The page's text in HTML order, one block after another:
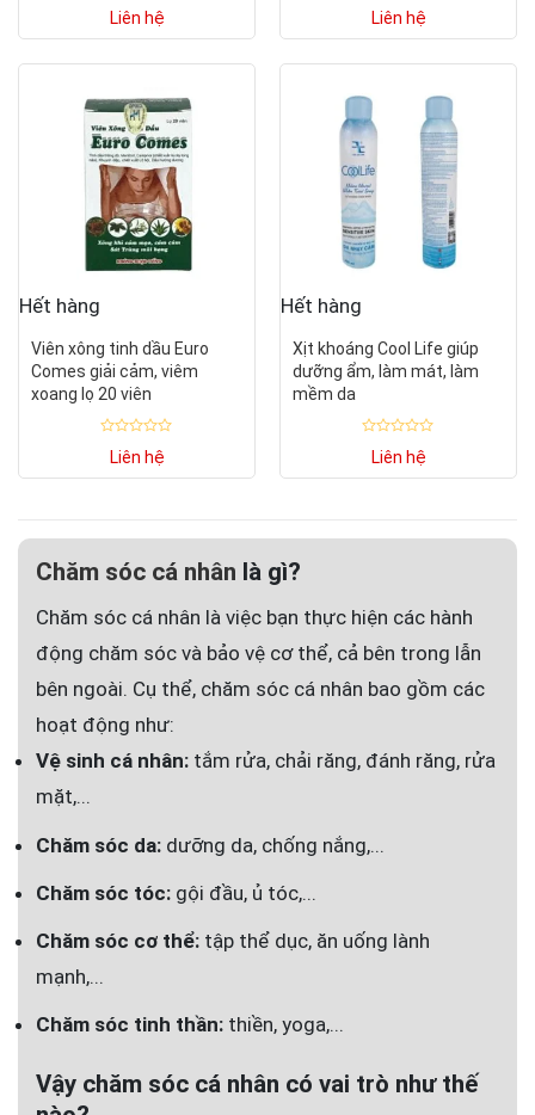
xếp
hạng
5
Liên hệ
xếp
hạng
5
Liên hệ
Hết hàng
Viên xông tinh dầu Euro
Comes giải cảm, viêm
xoang lọ 20 viên
xếp
hạng
Liên hệ
Hết hàng
Xịt khoáng Cool Life giúp
dưỡng ẩm, làm mát, làm
mềm da
xếp
hạng
Liên hệ
Chăm sóc cá nhân là gì?
Chăm sóc cá nhân là việc bạn thực hiện các hành
động chăm sóc và bảo vệ cơ thể, cả bên trong lẫn
bên ngoài. Cụ thể, chăm sóc cá nhân bao gồm các
hoạt động như:
Vệ sinh cá nhân: tắm rửa, chải răng, đánh răng, rửa
mặt,...
Chăm sóc da: dưỡng da, chống nắng,...
Chăm sóc tóc: gội đầu, ủ tóc,...
Chăm sóc cơ thể: tập thể dục, ăn uống lành
mạnh,...
Chăm sóc tinh thần: thiền, yoga,...
Vậy chăm sóc cá nhân có vai trò như thế